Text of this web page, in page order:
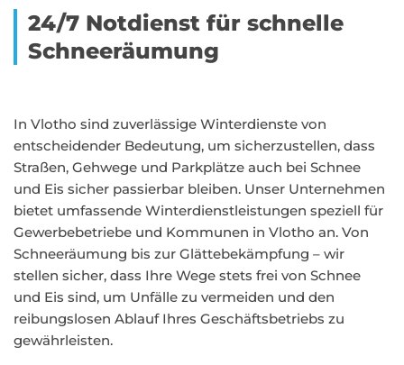
24/7 Notdienst für schnelle
Schneeräumung
In Vlotho sind zuverlässige Winterdienste von
entscheidender Bedeutung, um sicherzustellen, dass
Straßen, Gehwege und Parkplätze auch bei Schnee
und Eis sicher passierbar bleiben. Unser Unternehmen
bietet umfassende Winterdienstleistungen speziell für
Gewerbebetriebe und Kommunen in Vlotho an. Von
Schneeräumung bis zur Glättebekämpfung – wir
stellen sicher, dass Ihre Wege stets frei von Schnee
und Eis sind, um Unfälle zu vermeiden und den
reibungslosen Ablauf Ihres Geschäftsbetriebs zu
gewährleisten.